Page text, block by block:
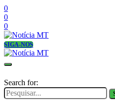
0
0
0
SIGA-NOS
Search for: